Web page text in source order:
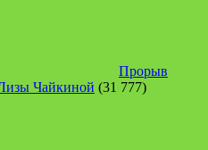
Прорыв
Чайкиной (31 777)